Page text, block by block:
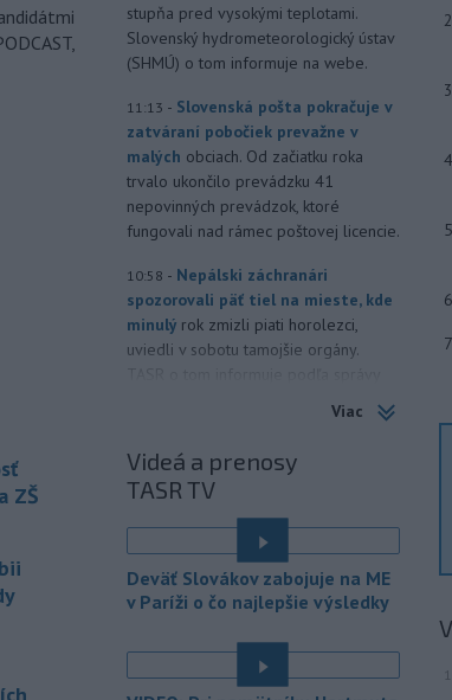
ZŠ
stupňa pred vysokými teplotami.
Slovenský hydrometeorologický ústav
(SHMÚ) o tom informuje na webe.
11:13 - Slovenská pošta pokračuje v
zatváraní pobočiek prevažne v
malých obciach. Od začiatku roka
trvalo ukončilo prevádzku 41
nepovinných prevádzok, ktoré
fungovali nad rámec poštovej licencie.
10:58 - Nepálski záchranári
spozorovali päť tiel na mieste, kde
minulý rok zmizli piati horolezci,
uviedli v sobotu tamojšie orgány.
sobotu schválil Todda Blanchea
ako ministra
bol poverený vedením tohto rezortu
od apríla, keď americký prezident
Donald Trump odvolal z funkcie Pam
Bondiovú.
zahraničných vecí v piatok
oznámilo, že vláda prezidenta
Viac
Videá a prenosy
TASR TV
Deväť Slovákov zabojuje na ME
v Paríži o čo najlepšie výsledky
2
3
4
5
6
7